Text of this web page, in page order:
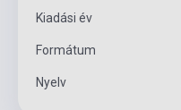
Kiadási év
Formátum
Nyelv